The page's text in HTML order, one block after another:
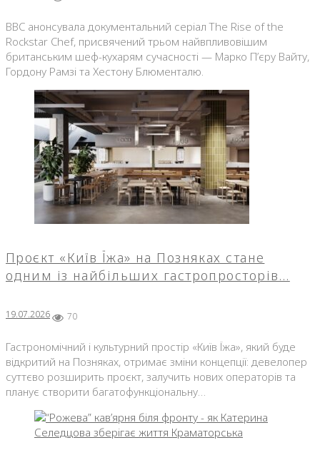
BBC анонсувала документальний серіал The Rise of the
Rockstar Chef, присвячений трьом найвпливовішим
британським шеф-кухарям сучасності — Марко П’єру Вайту,
Гордону Рамзі та Хестону Блюменталю.
Проєкт «Київ Їжа» на Позняках стане
одним із найбільших гастропросторів…
19.07.2026 70
Гастрономічний і культурний простір «Київ Їжа», який буде
відкритий на Позняках, отримає зміни концепції: девелопер
суттєво розширить проєкт, залучить нових операторів та
планує створити багатофункціональну…